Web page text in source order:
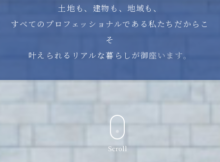
土 地 も 、 建物 も 、 地域も 、
すべて の プロ フ ェ ッ シ ョ ナルで あ る私たち だか ら こ
そ
叶え ら れ る リ アルな暮 ら しが御座いま す。
Scroll